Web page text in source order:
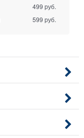
499 руб.
599 руб.